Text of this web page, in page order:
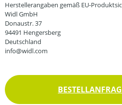
Herstellerangaben gemäß EU-
Widl GmbH
Donaustr. 37
94491 Hengersberg
Deutschland
info@widl.com